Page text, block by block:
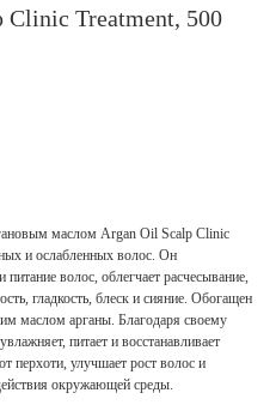
Treatment, 500
маслом Argan Oil Scalp Clinic
и ослабленных волос. Он
волос, облегчает расчесывание,
гладкость, блеск и сияние. Oбогащен
маслом арганы. Благодаря своему
питает и восстанавливает
перхоти, улучшает рост волос и
окружающей среды.